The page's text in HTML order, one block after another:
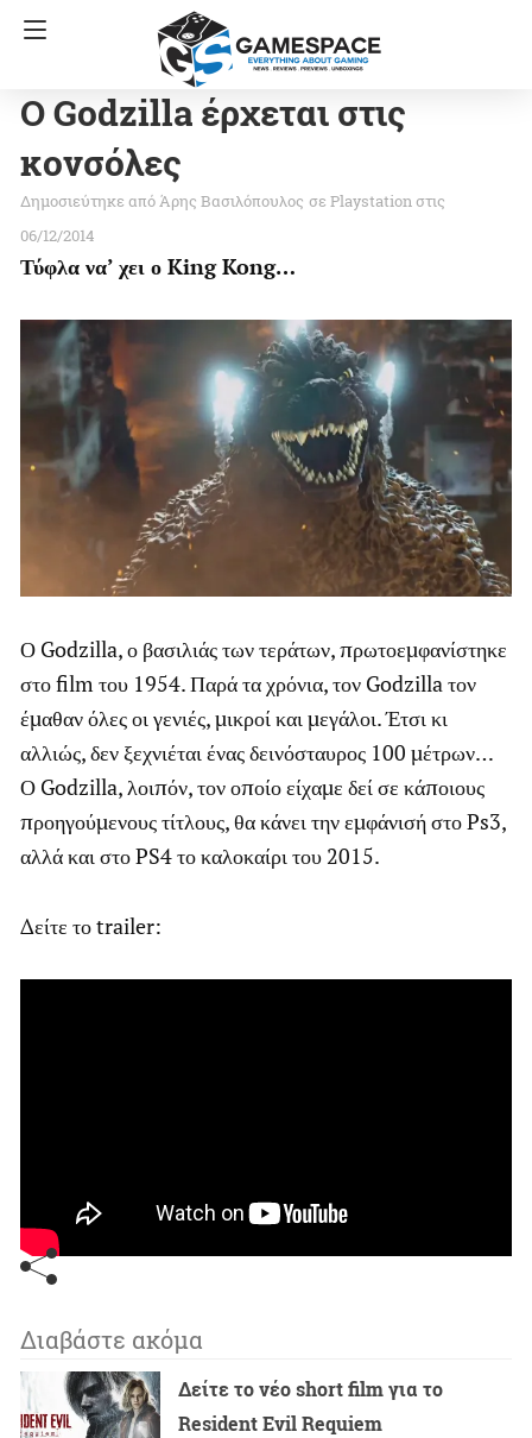
Ο Godzilla έρχεται στις
κονσόλες
Άρης Βασιλόπουλος σε Playstationστις
06/12/2014
Τύφλα να’ χει ο King Kong…
Ο Godzilla, ο βασιλιάς των τεράτων, πρωτοεμφανίστηκε
στο film του 1954. Παρά τα χρόνια, τον Godzilla τον
έμαθαν όλες οι γενιές, μικροί και μεγάλοι. Έτσι κι
αλλιώς, δεν ξεχνιέται ένας δεινόσταυρος 100 μέτρων…
Ο Godzilla, λοιπόν, τον οποίο είχαμε δεί σε κάποιους
προηγούμενους τίτλους, θα κάνει την εμφάνισή στο Ps3,
αλλά και στο PS4 το καλοκαίρι του 2015.
Δείτε το trailer:
Διαβάστε ακόμα
Δείτε το νέο short film για το
Resident Evil Requiem